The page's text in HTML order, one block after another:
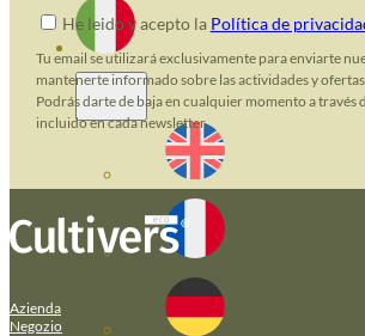
He leido y acepto la Política de
Tu email se utilizará exclusivamente para enviarte
mantenerte informado sobre las actividades y
Podrás darte de baja en cualquier momento a través
incluido en cada newsletter.
Azienda
Negozio